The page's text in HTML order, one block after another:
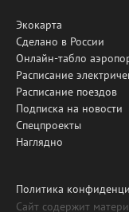
Экокарта
Сделано в России
Онлайн-табло
Расписание
Расписание поездов
Подписка на новости
Спецпроекты
Наглядно
Политика
Сайт содержит